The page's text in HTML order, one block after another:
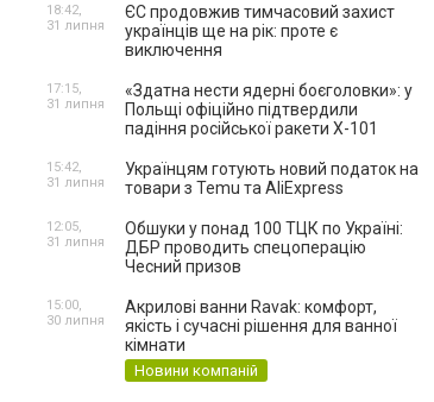
ЄС продовжив тимчасовий захист
українців ще на рік: проте є
виключення
18:42,
31 липня
«Здатна нести ядерні боєголовки»: у
Польщі офіційно підтвердили
падіння російської ракети Х-101
17:15,
31 липня
Українцям готують новий податок на
товари з Temu та AliExpress
15:42,
31 липня
Обшуки у понад 100 ТЦК по Україні:
ДБР проводить спецоперацію
Чесний призов
12:05,
31 липня
Акрилові ванни Ravak: комфорт,
якість і сучасні рішення для ванної
кімнати
Новини компаній
15:00,
30 липня